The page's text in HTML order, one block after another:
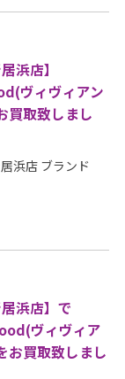
浜店】
ヴィヴィアン
買取致しまし
浜店 ブランド
浜店】で
ヴィヴィア
お買取致しまし